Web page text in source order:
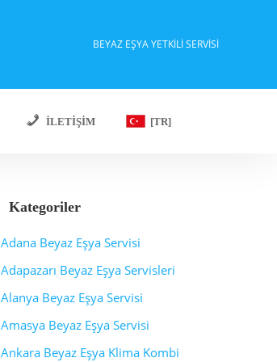
BEYAZ EŞYA YETKILI SERVISI
İLETIŞIM [TR]
Kategoriler
Adana Beyaz Eşya Servisi
Adapazarı Beyaz Eşya Servisleri
Alanya Beyaz Eşya Servisi
Amasya Beyaz Eşya Servisi
Ankara Beyaz Eşya Klima Kombi